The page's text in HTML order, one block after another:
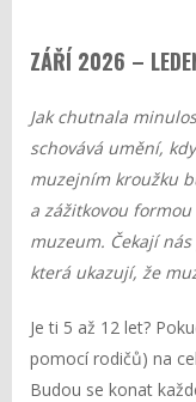
ZÁŘÍ 2026 –
Jak chutnala
schovává umění,
muzejním kroužku
a zážitkovou
muzeum. Čekají
která ukazují, že
Je ti 5 až 12 let?
pomocí rodičů) na
Budou se konat